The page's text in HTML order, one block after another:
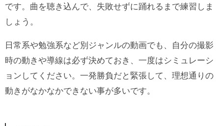
です。曲を聴き込んで、失敗せずに踊れるまで練習しま
しょう。
日常系や勉強系など別ジャンルの動画でも、自分の撮影
時の動きや導線は必ず決めておき、一度はシミュレーシ
ョンしてください。一発勝負だと緊張して、理想通りの
動きがなかなかできない事が多いです。